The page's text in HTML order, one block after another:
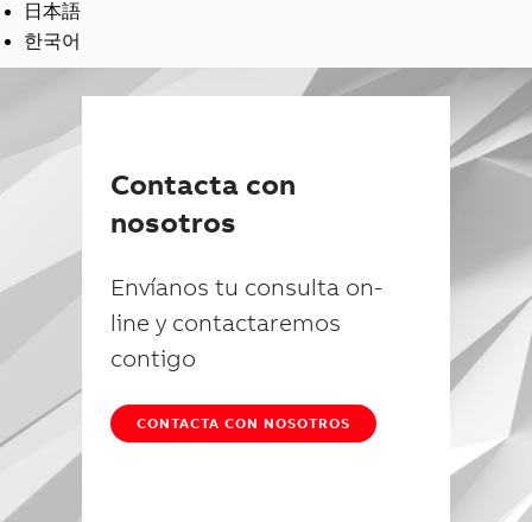
日本語
한국어
Contacta con
nosotros
Envíanos tu consulta on-
line y contactaremos
contigo
CONTACTA CON NOSOTROS